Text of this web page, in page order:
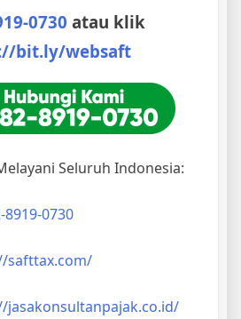
0730 atau klik
bit.ly/websaft
Seluruh Indonesia:
8919-0730
safttax.com/
jasakonsultanpajak.co.id/